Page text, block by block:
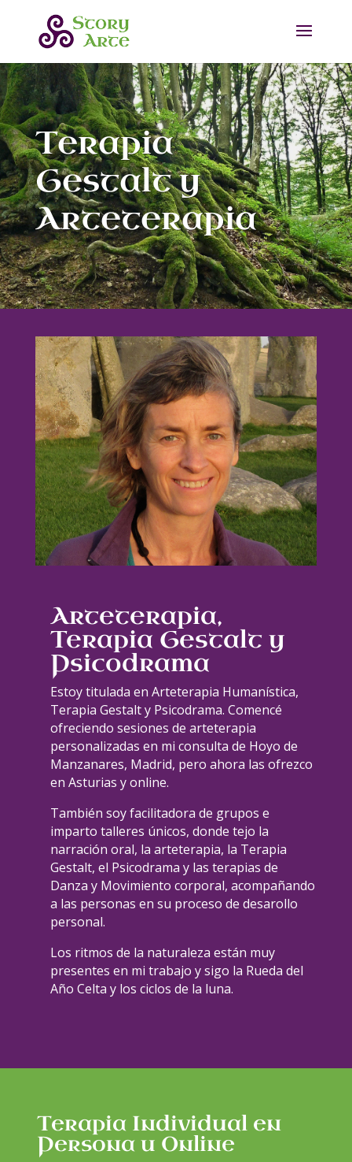
Terapia
Gestalt y
Arteterapia
Arteterapia,
Terapia Gestalt y
Psicodrama
Estoy titulada en Arteterapia Humanística,
Terapia Gestalt y Psicodrama. Comencé
ofreciendo sesiones de arteterapia
personalizadas en mi consulta de Hoyo de
Manzanares, Madrid, pero ahora las ofrezco
en Asturias y online.
También soy facilitadora de grupos e
imparto talleres únicos, donde tejo la
narración oral, la arteterapia, la Terapia
Gestalt, el Psicodrama y las terapias de
Danza y Movimiento corporal, acompañando
a las personas en su proceso de desarollo
personal.
Los ritmos de la naturaleza están muy
presentes en mi trabajo y sigo la Rueda del
Año Celta y los ciclos de la luna.
Terapia Individual en
Persona u Online